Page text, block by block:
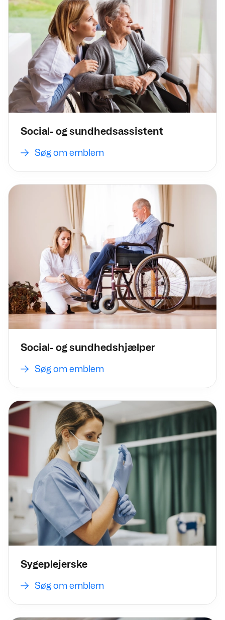
Social- og sundhedsassistent
Søg om emblem
Social- og sundhedshjælper
Søg om emblem
Søg om emblem
Sygeplejerske
Søg om emblem
Søg om emblem